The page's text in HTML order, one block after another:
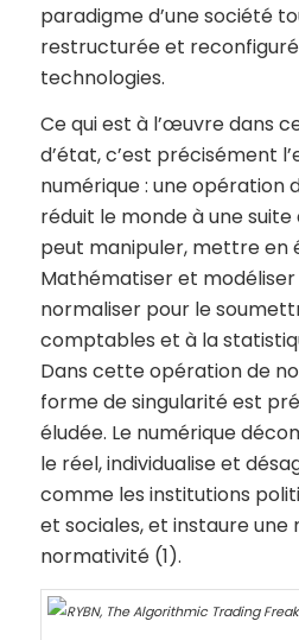
paradigme d’une société
restructurée et
technologies.
Ce qui est à l’œuvre dans
d’état, c’est précisément
numérique : une opération
réduit le monde à une suite
peut manipuler, mettre en
Mathématiser et modéliser
normaliser pour le
comptables et à la
Dans cette opération de
forme de singularité est
éludée. Le numérique
le réel, individualise et
comme les institutions
et sociales, et instaure une
normativité (1).